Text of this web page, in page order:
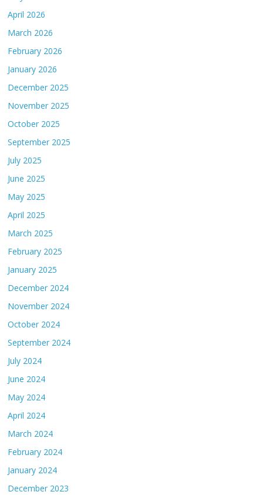
April 2026
March 2026
February 2026
January 2026
December 2025
November 2025
October 2025
September 2025
July 2025
June 2025
May 2025
April 2025
March 2025
February 2025
January 2025
December 2024
November 2024
October 2024
September 2024
July 2024
June 2024
May 2024
April 2024
March 2024
February 2024
January 2024
December 2023